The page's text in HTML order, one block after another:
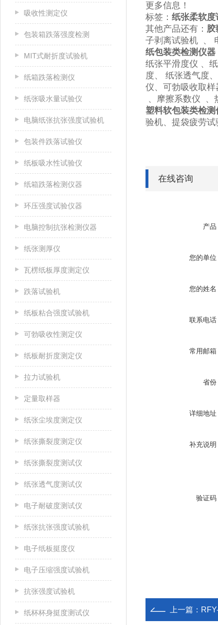
吸收性测定仪
包装箱跌落强度检测
MIT式耐折度试验机
纸箱跌落检测仪
纸张吸水量试验仪
电脑纸张抗张强度试验机
包装件跌落试验仪
纸板吸水性试验仪
纸箱跌落检测仪器
环压强度试验仪器
电脑控制抗张检测仪器
纸张测厚仪
瓦楞纸板厚度测定仪
跌落试验机
纸板粘合强度试验机
可勃吸收性测定仪
纸板耐折度测定仪
拉力试验机
定量取样器
纸张尘埃度测定仪
纸张撕裂度测定仪
纸张撕裂度测试仪
纸张透气度测试仪
电子耐破度测试仪
纸张抗张强度试验机
电子纸板挺度仪
电子压缩强度试验机
抗张强度试验机
纸杯杯身挺度测试仪
更多信息！
标签： 纸张柔软度
其他产品还有： 胶
子剥离试验机 、
纸包装类检测仪器
纸张平滑度仪 、
度、 纸张透气度
仪、可勃吸收取
、摩擦系数仪 、
塑料软包装类检测
验机、提袋疲劳
在线咨询
产品
您的单位
您的姓名
联系电话
常用邮箱
省份
详细地址
补充说明
验证码
上一篇：